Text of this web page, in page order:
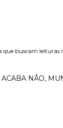
que buscam leituras
ACABA NÃO,